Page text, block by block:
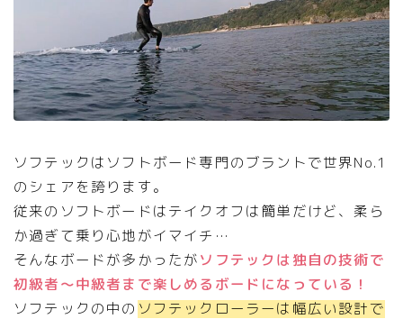
ソフテックはソフトボード専門のブラントで世界No.1
のシェアを誇ります。
従来のソフトボードはテイクオフは簡単だけど、柔ら
か過ぎて乗り心地がイマイチ…
そんなボードが多かったがソフテックは独自の技術で
初級者〜中級者まで楽しめるボードになっている！
ソフテックの中の ソフテックローラーは幅広い設計で